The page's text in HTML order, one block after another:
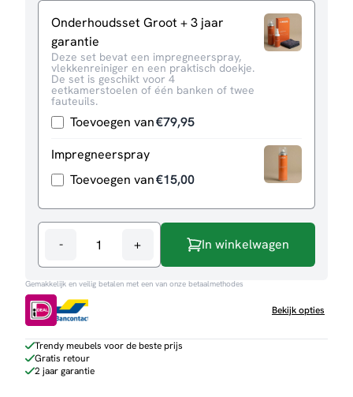
Onderhoudsset Groot + 3 jaar
garantie
Deze set bevat een impregneerspray,
vlekkenreiniger en een praktisch doekje.
De set is geschikt voor 4
eetkamerstoelen of één banken of twee
fauteuils.
Toevoegen van€79,95
Impregneerspray
Toevoegen van€15,00
-
Hoekbank
Noud
aantal
+ In winkelwagen
Gemakkelijk en veilig betalen met een van onze betaalmethodes
Bekijk opties
Trendy meubels voor de beste prijs
Gratis retour
2 jaar garantie